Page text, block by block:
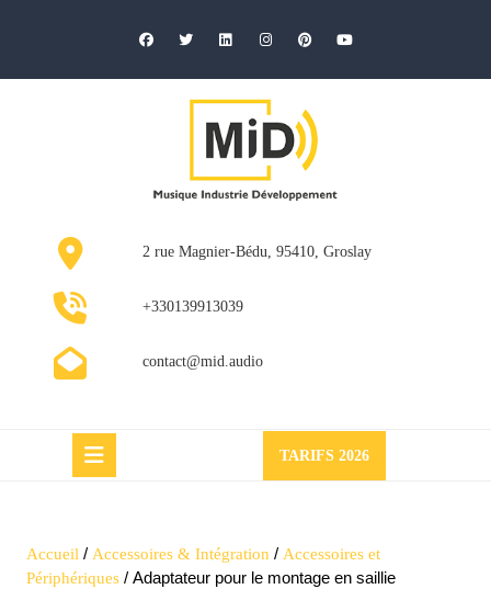
2 rue Magnier-Bédu, 95410, Groslay
+330139913039
contact@mid.audio
Button
TARIFS 2026Request
a
Accueil / Accessoires & Intégration / Accessoires et
Périphériques / Adaptateur pour le montage en saillie